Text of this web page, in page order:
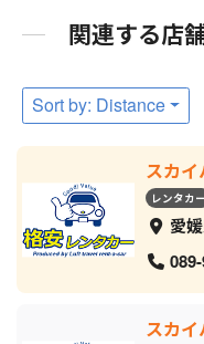
関連する店
Sort by: Distance
スカ
レンタカー
愛
スカ